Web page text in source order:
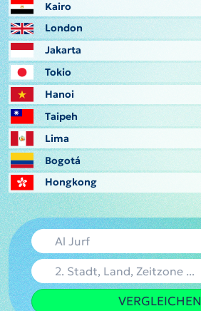
Kairo
London
Jakarta
Tokio
Hanoi
Taipeh
Lima
Bogotá
Hongkong
VERGLEICHEN